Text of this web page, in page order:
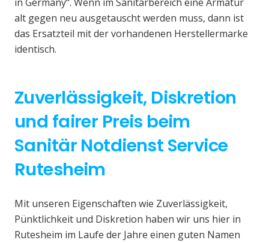
alt gegen neu ausgetauscht werden muss, dann ist
das Ersatzteil mit der vorhandenen Herstellermarke
identisch.
Zuverlässigkeit, Diskretion
und fairer Preis beim
Sanitär Notdienst Service
Rutesheim
Mit unseren Eigenschaften wie Zuverlässigkeit,
Pünktlichkeit und Diskretion haben wir uns hier in
Rutesheim im Laufe der Jahre einen guten Namen